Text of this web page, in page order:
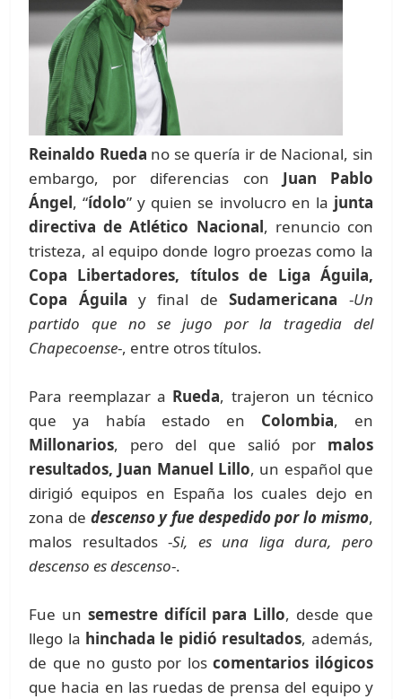
Reinaldo Rueda no se quería ir de Nacional, sin
embargo, por diferencias con Juan Pablo
Ángel, “ídolo” y quien se involucro en la junta
directiva de Atlético Nacional, renuncio con
tristeza, al equipo donde logro proezas como la
Copa Libertadores, títulos de Liga Águila,
Copa Águila y final deSudamericana -Un
partido que no se jugo por la tragedia del
Chapecoense-, entre otros títulos.
Para reemplazar a Rueda, trajeron un técnico
que ya había estado en Colombia, en
Millonarios, pero del que salió por malos
resultados, Juan Manuel Lillo, un español que
dirigió equipos en España los cuales dejo en
zona de descenso y fue despedido por lo mismo,
malos resultados -Si, es una liga dura, pero
descenso es descenso-.
Fue un semestre difícil para Lillo, desde que
llego la hinchada le pidió resultados, además,
de que no gusto por loscomentarios ilógicos
que hacia en las ruedas de prensa del equipo y